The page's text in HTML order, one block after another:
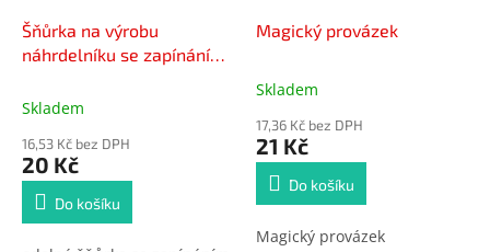
Šňůrka na výrobu
náhrdelníku se zapínáním
Skladem
16,53 Kč bez DPH
20 Kč
Do košíku
Magický provázek
Průměrné
produktu
je
5,0
hvězdiček.
Skladem
17,36 Kč bez DPH
21 Kč
Do košíku
Magický provázek